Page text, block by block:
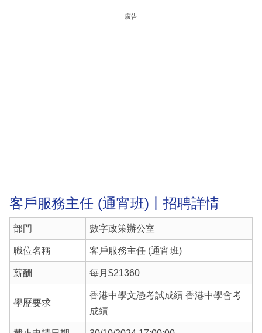
廣告
客戶服務主任 (通宵班)丨招聘詳情
部門 數字政策辦公室
職位名稱 客戶服務主任 (通宵班)
薪酬 每月$21360
學歷要求
香港中學文憑考試成績 香港中學會考
成績